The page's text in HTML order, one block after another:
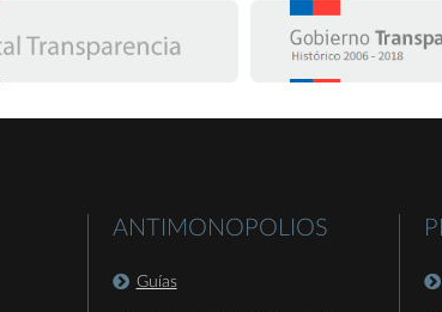
ANTIMONOPOLIOS
Guías